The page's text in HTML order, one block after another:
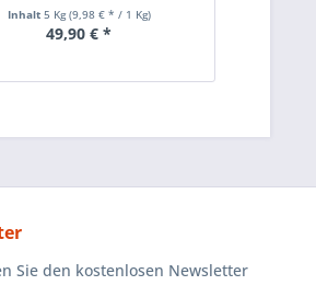
Inhalt 5 Kg(9,98 € * / 1 Kg)
49,90 € *
Sie den kostenlosen Newsletter